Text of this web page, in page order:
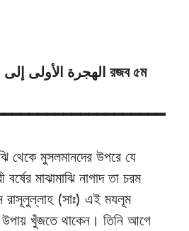
থেকে মুসলমানদের উপরে যে
মাঝামাঝি নাগাদ তা চরম
(সাঃ) এই মযলূম
উপায় খুঁজতে থাকেন। তিনি আগে